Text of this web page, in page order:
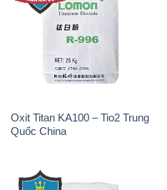
Oxit Titan KA100 – Tio2 Trung
Quốc China